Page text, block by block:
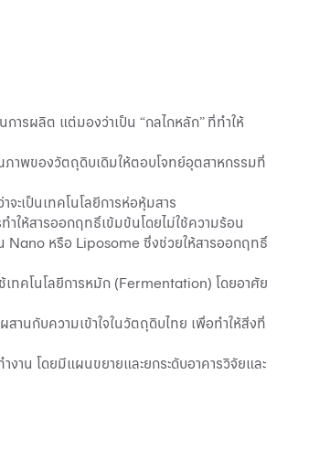
ารผลิต แต่มองว่าเป็น “กลไกหลัก” ที่ทำให้
าพของวัตถุดิบเดิมให้ตอบโจทย์อุตสาหกรรมที่
ะเป็นเทคโนโลยีการห่อหุ้มสาร
ให้สารออกฤทธิ์เข้มข้นโดยไม่ใช้ความร้อน
Nano หรือ Liposome ซึ่งช่วยให้สารออกฤทธิ์
ทคโนโลยีการหมัก (Fermentation) โดยอาศัย
านกับความเข้าใจในวัตถุดิบไทย เพื่อทำให้สิ่งที่
าน โดยมีแผนขยายและยกระดับอาคารวิจัยและ